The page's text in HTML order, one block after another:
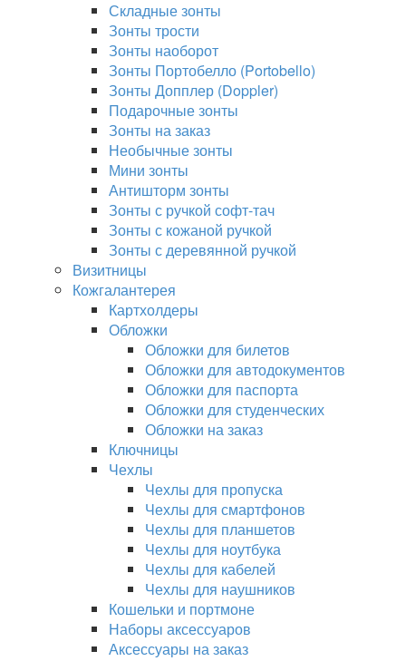
Складные зонты
Зонты трости
Зонты наоборот
Зонты Портобелло (Portobello)
Зонты Допплер (Doppler)
Подарочные зонты
Зонты на заказ
Необычные зонты
Мини зонты
Антишторм зонты
Зонты с ручкой софт-тач
Зонты с кожаной ручкой
Зонты с деревянной ручкой
Визитницы
Кожгалантерея
Картхолдеры
Обложки
Обложки для билетов
Обложки для автодокументов
Обложки для паспорта
Обложки для студенческих
Обложки на заказ
Ключницы
Чехлы
Чехлы для пропуска
Чехлы для смартфонов
Чехлы для планшетов
Чехлы для ноутбука
Чехлы для кабелей
Чехлы для наушников
Кошельки и портмоне
Наборы аксессуаров
Аксессуары на заказ